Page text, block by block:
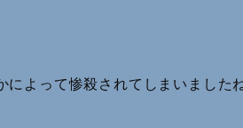
よって惨殺されてしまいました